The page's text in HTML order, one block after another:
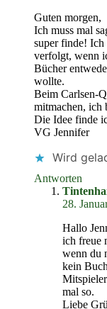
Guten morgen,
Ich muss mal
super finde! Ich
verfolgt, wenn
Bücher
wollte.
Beim Carlsen-
mitmachen, ich
Die Idee finde
VG Jennifer
Wird
Antworten
28.
Hallo
ich freue
wenn du
kein
mal so.
Liebe